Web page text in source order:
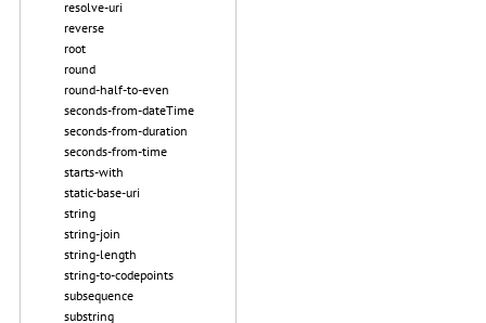
resolve-uri
reverse
root
round
round-half-to-even
seconds-from-dateTime
seconds-from-duration
seconds-from-time
starts-with
static-base-uri
string
string-join
string-length
string-to-codepoints
subsequence
substring